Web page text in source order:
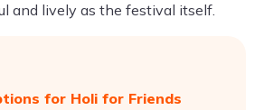
and lively as the festival itself.
for Holi for Friends